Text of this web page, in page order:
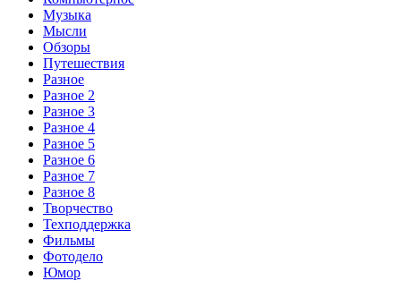
Музыка
Мысли
Обзоры
Путешествия
Разное
Разное 2
Разное 3
Разное 4
Разное 5
Разное 6
Разное 7
Разное 8
Творчество
Техподдержка
Фильмы
Фотодело
Юмор